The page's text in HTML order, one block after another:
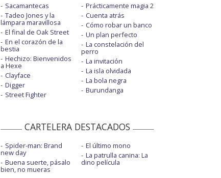
Sacamantecas
Tadeo Jones y la
lámpara maravillosa
El final de Oak Street
En el corazón de la
bestia
Hechizo: Bienvenidos
a Hexe
Clayface
Digger
Street Fighter
Prácticamente magia 2
Cuenta atrás
Cómo robar un banco
Un plan perfecto
La constelación del
perro
La invitación
La isla olvidada
La bola negra
Burundanga
CARTELERA DESTACADOS
Spider-man: Brand
new day
Buena suerte, pásalo
bien, no mueras
El último mono
La patrulla canina: La
dino película